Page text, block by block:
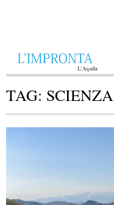
TAG: SCIENZA